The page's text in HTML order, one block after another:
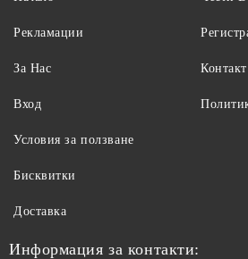
Рекламации
За Нас
Вход
Контакт
Условия за ползване
Бисквитки
Доставка
Информация за контакти: